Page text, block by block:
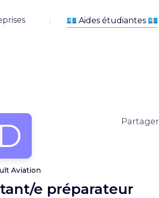
D Partager
Aviation
e préparateur